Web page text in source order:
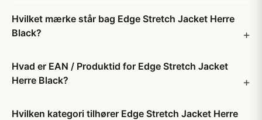
Hvilket mærke står bag Edge Stretch Jacket Herre
Black?
Hvad er EAN / Produktid for Edge Stretch Jacket
Herre Black?
Hvilken kategori tilhører Edge Stretch Jacket Herre